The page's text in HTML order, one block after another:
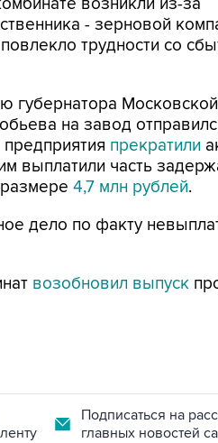
- зерновой
трудности со
губернатора Московской
на завод
прекратили
выплатили часть
4,7 млн рублей.
дело по факту
возобновил выпуск
Подписаться на
главных новостей